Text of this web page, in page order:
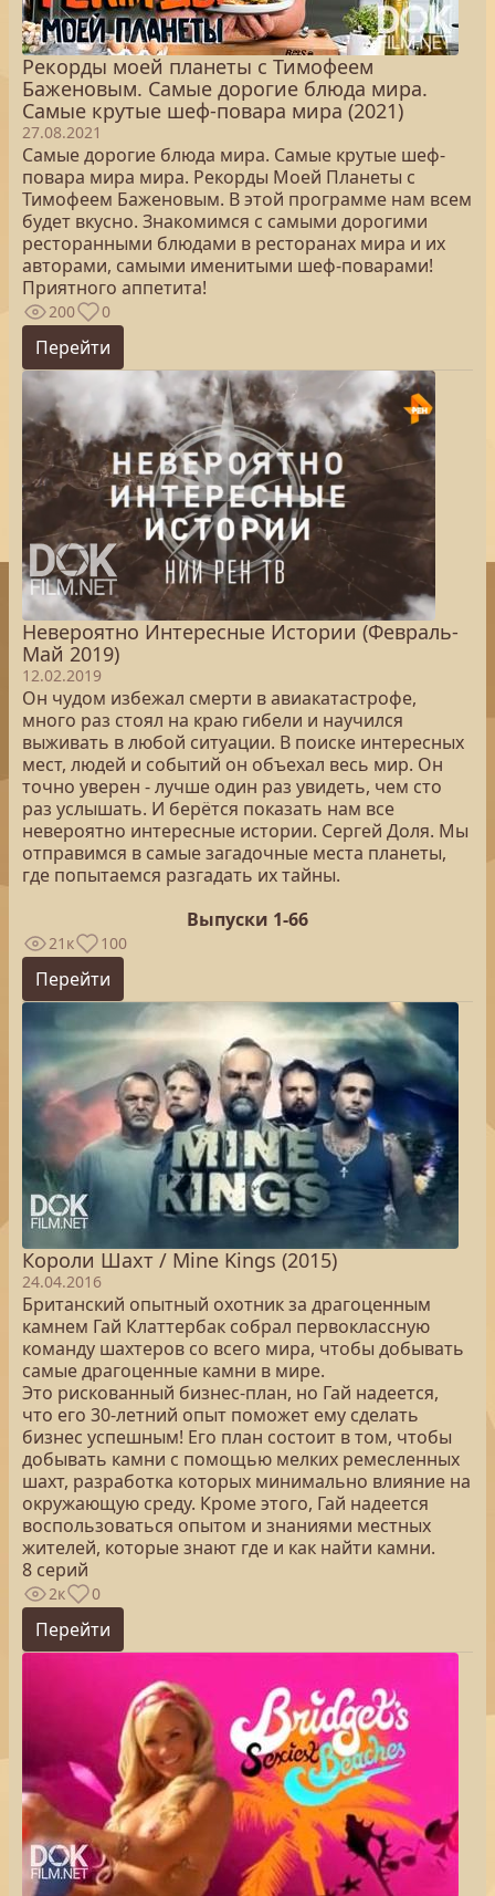
Рекорды моей планеты с Тимофеем
Баженовым. Самые дорогие блюда мира.
Самые крутые шеф-повара мира (2021)
27.08.2021
Самые дорогие блюда мира. Самые крутые шеф-
повара мира мира. Рекорды Моей Планеты с
Тимофеем Баженовым. В этой программе нам всем
будет вкусно. Знакомимся с самыми дорогими
ресторанными блюдами в ресторанах мира и их
авторами, самыми именитыми шеф-поварами!
Приятного аппетита!
200 0
Перейти
Невероятно Интересные Истории (Февраль-
Май 2019)
12.02.2019
Он чудом избежал смерти в авиакатастрофе,
много раз стоял на краю гибели и научился
выживать в любой ситуации. В поиске интересных
мест, людей и событий он объехал весь мир. Он
точно уверен - лучше один раз увидеть, чем сто
раз услышать. И берётся показать нам все
невероятно интересные истории. Сергей Доля. Мы
отправимся в самые загадочные места планеты,
где попытаемся разгадать их тайны.
Выпуски 1-66
21к 100
Перейти
Короли Шахт / Mine Kings (2015)
24.04.2016
Британский опытный охотник за драгоценным
камнем Гай Клаттербак собрал первоклассную
команду шахтеров со всего мира, чтобы добывать
самые драгоценные камни в мире.
Это рискованный бизнес-план, но Гай надеется,
что его 30-летний опыт поможет ему сделать
бизнес успешным! Его план состоит в том, чтобы
добывать камни с помощью мелких ремесленных
шахт, разработка которых минимально влияние на
окружающую среду. Кроме этого, Гай надеется
воспользоваться опытом и знаниями местных
жителей, которые знают где и как найти камни.
8 серий
2к 0
Перейти